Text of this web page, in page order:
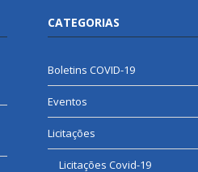
CATEGORIAS
Boletins COVID-19
Eventos
Licitações
Licitações Covid-19